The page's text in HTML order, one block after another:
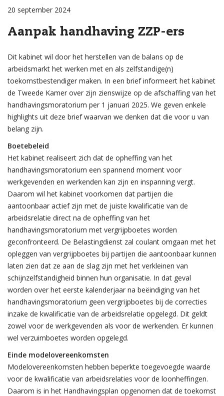
20 september 2024
Aanpak handhaving ZZP-ers
Dit kabinet wil door het herstellen van de balans op de
arbeidsmarkt het werken met en als zelfstandige(n)
toekomstbestendiger maken. In een brief informeert het kabinet
de Tweede Kamer over zijn zienswijze op de afschaffing van het
handhavingsmoratorium per 1 januari 2025. We geven enkele
highlights uit deze brief waarvan we denken dat die voor u van
belang zijn.
Boetebeleid
Het kabinet realiseert zich dat de opheffing van het
handhavingsmoratorium een spannend moment voor
werkgevenden en werkenden kan zijn en inspanning vergt.
Daarom wil het kabinet voorkomen dat partijen die
aantoonbaar actief zijn met de juiste kwalificatie van de
arbeidsrelatie direct na de opheffing van het
handhavingsmoratorium met vergrijpboetes worden
geconfronteerd. De Belastingdienst zal coulant omgaan met het
opleggen van vergrijpboetes bij partijen die aantoonbaar kunnen
laten zien dat ze aan de slag zijn met het verkleinen van
schijnzelfstandigheid binnen hun organisatie. In dat geval
worden over het eerste kalenderjaar na beëindiging van het
handhavingsmoratorium geen vergrijpboetes bij de correcties
inzake de kwalificatie van de arbeidsrelatie opgelegd. Dit geldt
zowel voor de werkgevenden als voor de werkenden. Er kunnen
wel verzuimboetes worden opgelegd.
Einde modelovereenkomsten
Modelovereenkomsten hebben beperkte toegevoegde waarde
voor de kwalificatie van arbeidsrelaties voor de loonheffingen.
Daarom is in het Handhavingsplan opgenomen dat de toekomst